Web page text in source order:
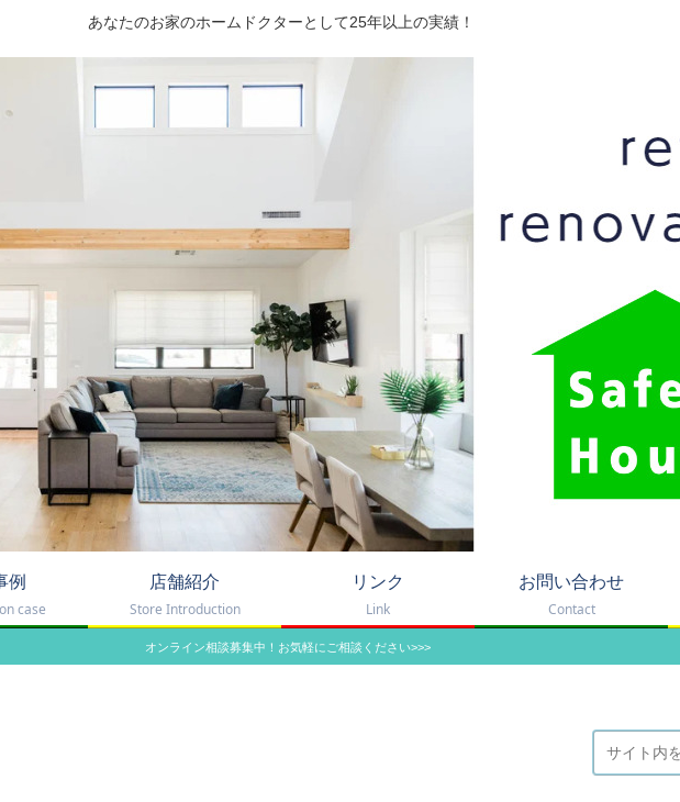
あなたのお家のホームドクターとして25年以上の実績！
例
case
店舗紹介
Store Introduction
リンク
Link
お問い合わせ
Contact
オンライン相談募集中！お気軽にご相談ください>>>